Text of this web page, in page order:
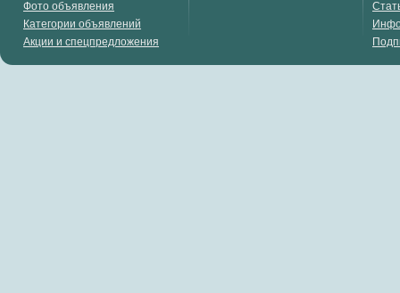
Фото объявления
Категории объявлений
Акции и спецпредложения